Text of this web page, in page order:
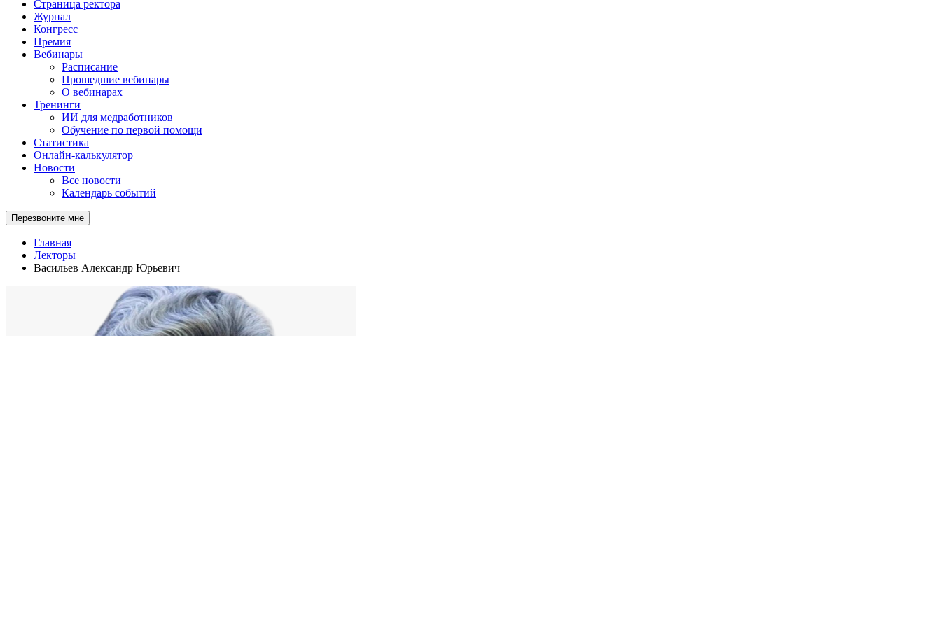
Страница ректора
Журнал
Конгресс
Премия
Вебинары
Расписание
Прошедшие вебинары
О вебинарах
Тренинги
ИИ для медработников
Обучение по первой помощи
Статистика
Онлайн-калькулятор
Новости
Все новости
Календарь событий
Перезвоните мне
Главная
Лекторы
Васильев Александр Юрьевич